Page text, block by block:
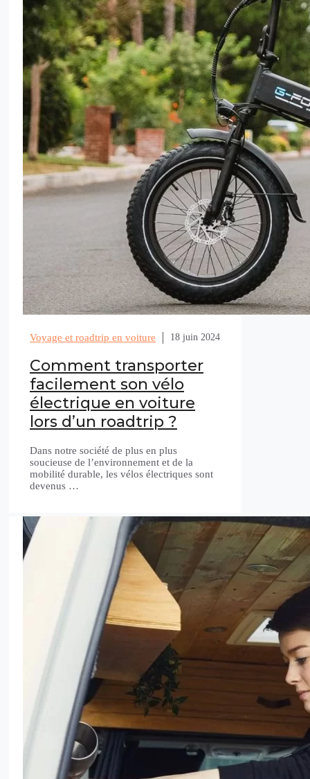
Voyage et roadtrip en voiture 18 juin 2024
Comment transporter
facilement son vélo
électrique en voiture
lors d’un roadtrip ?
Dans notre société de plus en plus
soucieuse de l’environnement et de la
mobilité durable, les vélos électriques sont
devenus …